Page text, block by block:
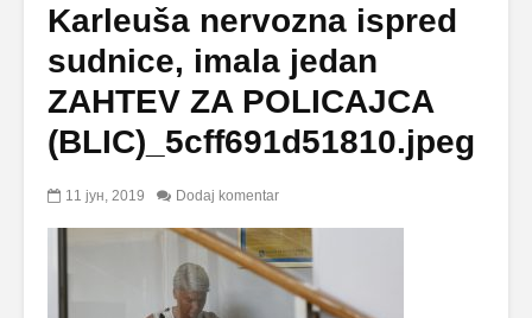
Karleuša nervozna ispred
sudnice, imala jedan
ZAHTEV ZA POLICAJCA
(BLIC)_5cff691d51810.jpeg
11 јун, 2019 Dodaj komentar